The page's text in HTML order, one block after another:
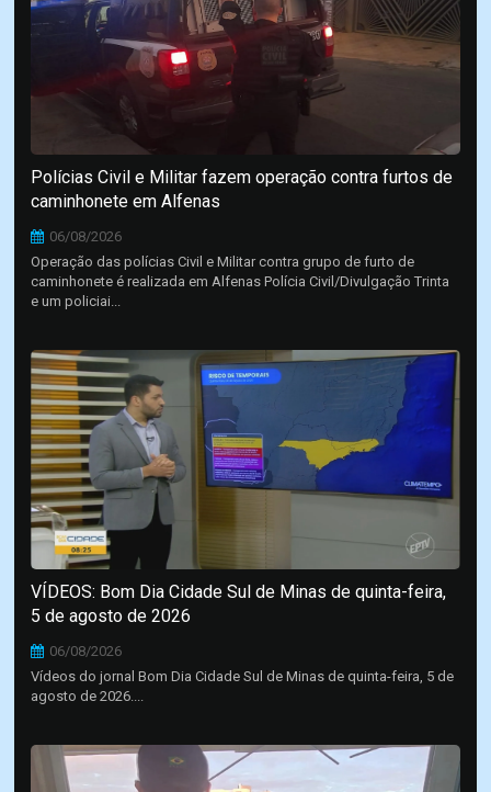
Polícias Civil e Militar fazem operação contra furtos de
caminhonete em Alfenas
06/08/2026
Operação das polícias Civil e Militar contra grupo de furto de
caminhonete é realizada em Alfenas Polícia Civil/Divulgação Trinta
e um policiai...
VÍDEOS: Bom Dia Cidade Sul de Minas de quinta-feira,
5 de agosto de 2026
06/08/2026
Vídeos do jornal Bom Dia Cidade Sul de Minas de quinta-feira, 5 de
agosto de 2026....